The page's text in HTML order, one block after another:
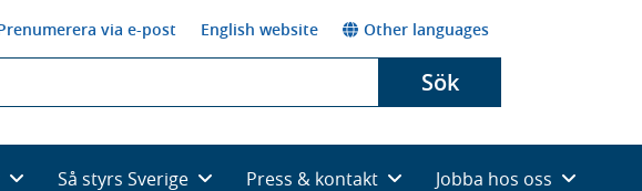
via e-post English website Other languages
Sök
Så styrs Sverige Press & kontakt Jobba hos oss